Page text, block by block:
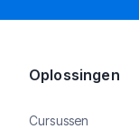
Oplossingen
Cursussen